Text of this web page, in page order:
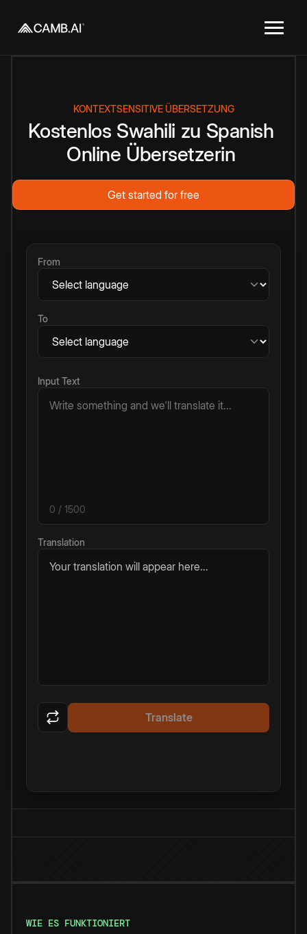
KONTEXTSENSITIVE ÜBERSETZUNG
Kostenlos Swahili zu Spanish
Online Übersetzerin
Get started for free
From
To
Input Text
0 / 1500
Translation
Your translation will appear here...
Translate
WIE ES FUNKTIONIERT